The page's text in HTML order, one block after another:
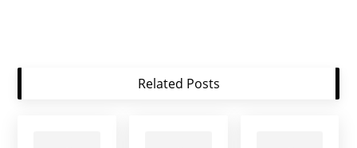
Related Posts